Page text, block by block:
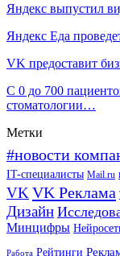
Яндекс выпустил
Яндекс Еда
VK предоставит
С 0 до 700
стоматологии…
Метки
#новости
IT-специалисты Mail.ru
VK VK Реклама
Дизайн
Минцифры
Работа Рейтинги